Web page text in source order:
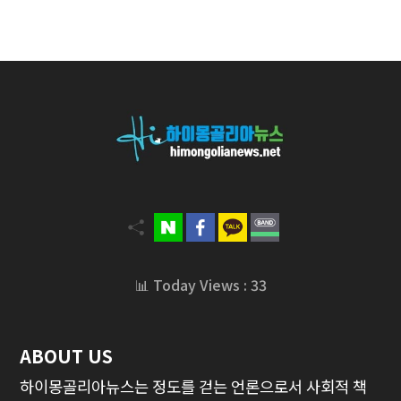
📊 Today Views : 33
ABOUT US
하이몽골리아뉴스는 정도를 걷는 언론으로서 사회적 책